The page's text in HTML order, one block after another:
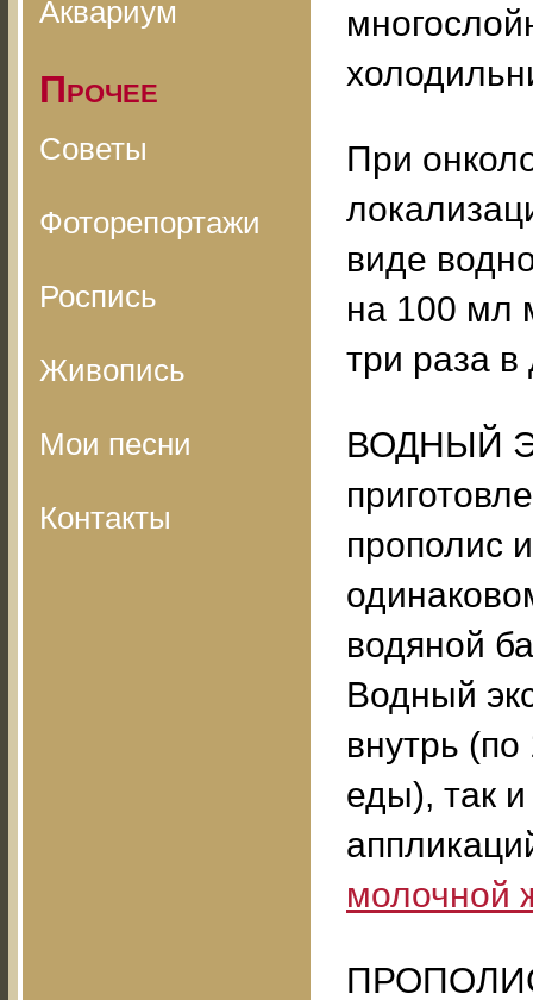
Аквариум
Прочее
Советы
Фоторепортажи
Роспись
Живопись
Мои песни
Контакты
При
виде
на 100 мл
три раза
ВОДНЫЙ
прополис
водяной
Водный
внутрь
еды), так
молочной